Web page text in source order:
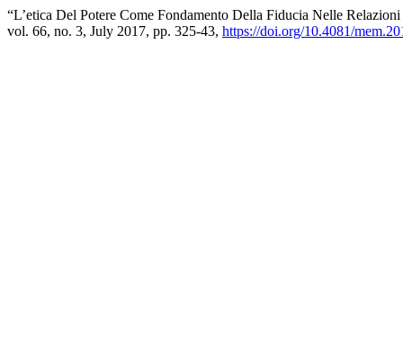
“L’etica Del Potere Come Fondamento Della Fiducia Nelle
vol. 66, no. 3, July 2017, pp. 325-43, https://doi.org/10.4081/